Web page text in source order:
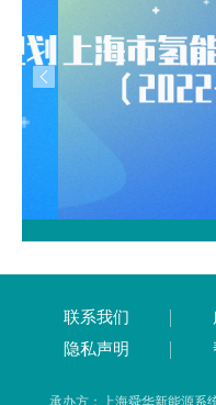
联系我们
隐私声明
承办方：上海舜华新能源系